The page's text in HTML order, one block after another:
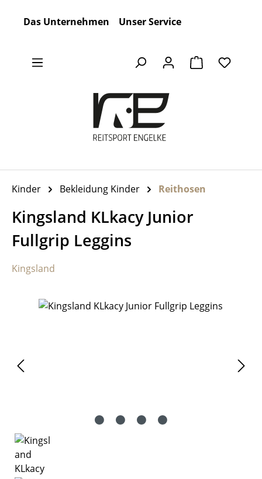
Das Unternehmen Unser Service
Warenkorb
Kinder Bekleidung Kinder Reithosen
Kingsland KLkacy Junior
Fullgrip Leggins
Kingsland
Bildergalerie überspringen